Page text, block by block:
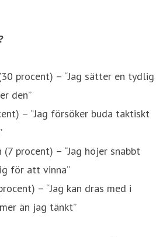
procent) – “Jag sätter en tydlig
den”
– “Jag försöker buda taktiskt
(7 procent) – “Jag höjer snabbt
för att vinna”
– “Jag kan dras med i
än jag tänkt”